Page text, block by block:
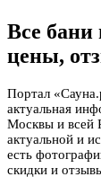
Все
цены,
Портал
актуальная
Москвы и всей
актуальной и
есть
скидки и